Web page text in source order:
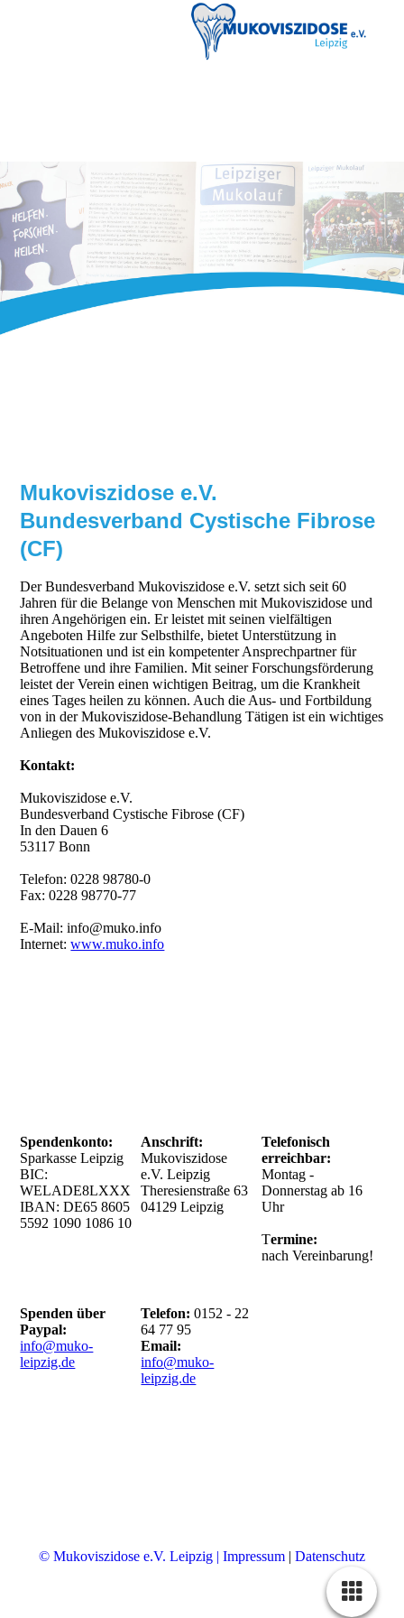
Mukoviszidose e.V.
Bundesverband Cystische Fibrose
(CF)
Der Bundesverband Mukoviszidose e.V. setzt sich seit 60
Jahren für die Belange von Menschen mit Mukoviszidose und
ihren Angehörigen ein. Er leistet mit seinen vielfältigen
Angeboten Hilfe zur Selbsthilfe, bietet Unterstützung in
Notsituationen und ist ein kompetenter Ansprechpartner für
Betroffene und ihre Familien. Mit seiner Forschungsförderung
leistet der Verein einen wichtigen Beitrag, um die Krankheit
eines Tages heilen zu können. Auch die Aus- und Fortbildung
von in der Mukoviszidose-Behandlung Tätigen ist ein wichtiges
Anliegen des Mukoviszidose e.V.
Kontakt:
Mukoviszidose e.V.
Bundesverband Cystische Fibrose (CF)
In den Dauen 6
53117 Bonn
Telefon: 0228 98780-0
Fax: 0228 98770-77
E-Mail: info@muko.info
Internet:www.muko.info
Spendenkonto:
Sparkasse Leipzig
BIC:
WELADE8LXXX
IBAN: DE658605
5592 1090 1086 10
Anschrift:
Mukoviszidose
e.V. Leipzig
Theresienstraße 63
04129 Leipzig
Telefonisch
erreichbar:
Montag -
Donnerstag ab 16
Uhr
Termine:
nach Vereinbarung!
Spenden über
Paypal:
info@muko-
leipzig.de
Telefon:0152 - 22
64 77 95
Email:
info@muko-
leipzig.de
© Mukoviszidose e.V. Leipzig | Impressum | Datenschutz